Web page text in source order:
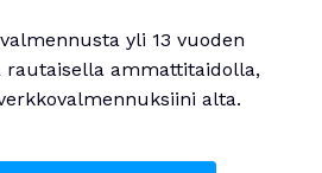
yli 13 vuoden
rautaisella ammattitaidolla,
alta.